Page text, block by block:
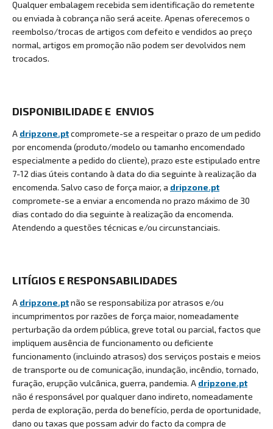
Qualquer embalagem recebida sem identificação do remetente
ou enviada à cobrança não será aceite. Apenas oferecemos o
reembolso/trocas de artigos com defeito e vendidos ao preço
normal, artigos em promoção não podem ser devolvidos nem
trocados.
DISPONIBILIDADE E ENVIOS
A dripzone.ptcompromete-se a respeitar o prazo de um pedido
por encomenda (produto/modelo ou tamanho encomendado
especialmente a pedido do cliente), prazo este estipulado entre
7-12 dias úteis contando à data do dia seguinte à realização da
encomenda. Salvo caso de força maior, a dripzone.pt
compromete-se a enviar a encomenda no prazo máximo de 30
dias contado do dia seguinte à realização da encomenda.
Atendendo a questões técnicas e/ou circunstanciais.
LITÍGIOS E RESPONSABILIDADES
A dripzone.ptnão se responsabiliza por atrasos e/ou
incumprimentos por razões de força maior, nomeadamente
perturbação da ordem pública, greve total ou parcial, factos que
impliquem ausência de funcionamento ou deficiente
funcionamento (incluindo atrasos) dos serviços postais e meios
de transporte ou de comunicação, inundação, incêndio, tornado,
furação, erupção vulcânica, guerra, pandemia. A dripzone.pt
não é responsável por qualquer dano indireto, nomeadamente
perda de exploração, perda do benefício, perda de oportunidade,
dano ou taxas que possam advir do facto da compra de